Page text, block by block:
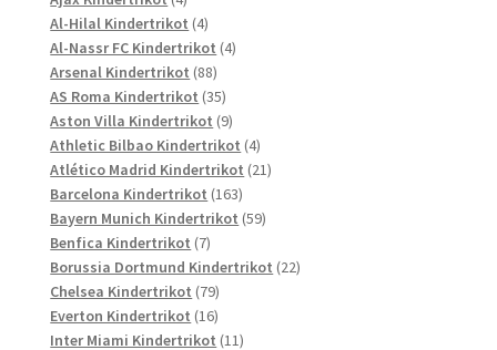
Produkte
Al-Hilal Kindertrikot 44
Produkte
Al-Nassr FC Kindertrikot 44
Arsenal Kindertrikot 8888
Produkte
AS Roma Kindertrikot 3535
Produkte
Aston Villa Kindertrikot 99
Produkte
Athletic Bilbao Kindertrikot 44
Produkte
Atlético Madrid Kindertrikot 2121
Barcelona Kindertrikot 163163
Produkte
Bayern Munich Kindertrikot 5959
Benfica Kindertrikot 77
Produkte
Borussia Dortmund Kindertrikot 2222
Chelsea Kindertrikot 7979
Produkte
Everton Kindertrikot 1616
Produkte
Inter Miami Kindertrikot 1111